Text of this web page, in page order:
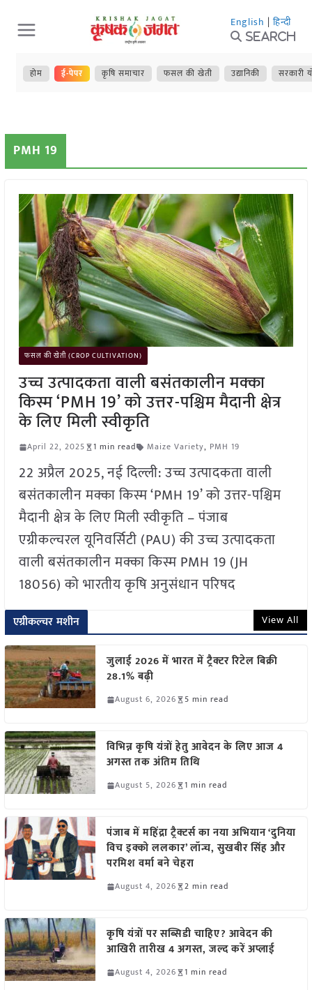
Skip
to
content
English | हिन्दी
Search
होम ई-पेपर कृषि समाचार फसल की खेती उद्यानिकी सरकारी
PMH 19
फसल की खेती (CROP CULTIVATION)
उच्च उत्पादकता वाली बसंतकालीन मक्का
किस्म ‘PMH 19’ को उत्तर-पश्चिम मैदानी क्षेत्र
के लिए मिली स्वीकृति
April 22, 2025 1 min read Maize Variety, PMH 19
22 अप्रैल 2025, नई दिल्ली: उच्च उत्पादकता वाली
बसंतकालीन मक्का किस्म ‘PMH 19’ को उत्तर-पश्चिम
मैदानी क्षेत्र के लिए मिली स्वीकृति – पंजाब
एग्रीकल्चरल यूनिवर्सिटी (PAU) की उच्च उत्पादकता
वाली बसंतकालीन मक्का किस्म PMH 19 (JH
18056) को भारतीय कृषि अनुसंधान परिषद
एग्रीकल्चर मशीन View All
जुलाई 2026 में भारत में ट्रैक्टर रिटेल बिक्री
28.1% बढ़ी
August 6, 2026 5 min read
विभिन्न कृषि यंत्रों हेतु आवेदन के लिए आज 4
अगस्त तक अंतिम तिथि
August 5, 2026 1 min read
पंजाब में महिंद्रा ट्रैक्टर्स का नया अभियान ‘दुनिया
विच इक्को ललकार’ लॉन्च, सुखबीर सिंह और
परमिश वर्मा बने चेहरा
August 4, 2026 2 min read
कृषि यंत्रों पर सब्सिडी चाहिए? आवेदन की
आखिरी तारीख 4 अगस्त, जल्द करें अप्लाई
August 4, 2026 1 min read